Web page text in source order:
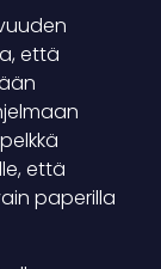
että
että
paperilla